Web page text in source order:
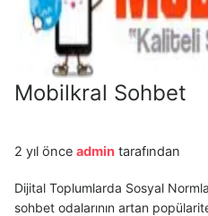
Mobilkral Sohbet
2 yıl önce admin tarafından
Dijital Toplumlarda Sosyal
sohbet odalarının artan